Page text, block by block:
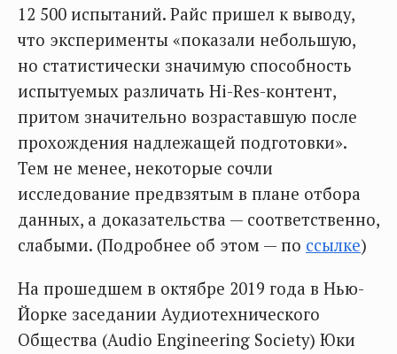
12 500 испытаний. Райс пришел к выводу,
что эксперименты «показали небольшую,
но статистически значимую способность
испытуемых различать Hi-Res-контент,
притом значительно возраставшую после
прохождения надлежащей подготовки».
Тем не менее, некоторые сочли
исследование предвзятым в плане отбора
данных, а доказательства — соответственно,
слабыми. (Подробнее об этом — по ссылке)
На прошедшем в октябре 2019 года в Нью-
Йорке заседании Аудиотехнического
Общества (Audio Engineering Society) Юки